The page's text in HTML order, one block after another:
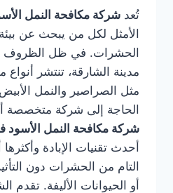
تُعد شركة مكافحة النمل
الأمثل لكل من يبحث عن
الحشرات. في ظل الظروف
مدينة الشارقة، تنتشر
مثل الصراصير والنمل
الحاجة إلى شركة متخصصة
شركة مكافحة النمل الأسود
أحدث تقنيات الإبادة
التام من الحشرات دون
أو الحيوانات الأليفة. تقدم